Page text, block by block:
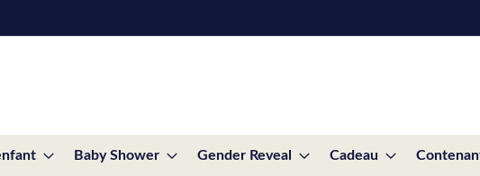
Baby Shower Gender Reveal Cadeau